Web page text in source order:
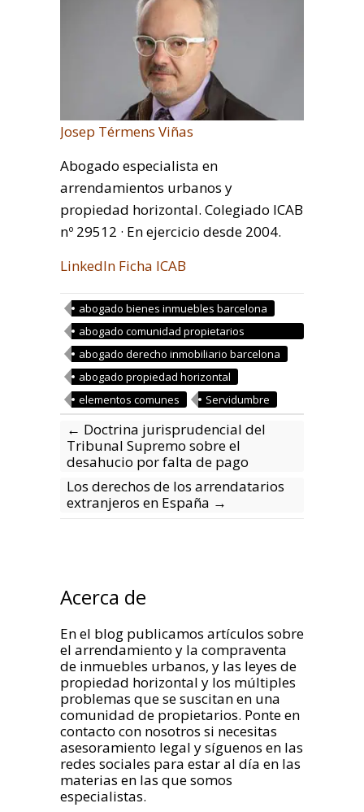
Josep Térmens Viñas
Abogado especialista en
arrendamientos urbanos y
propiedad horizontal. Colegiado ICAB
nº 29512 · En ejercicio desde 2004.
LinkedIn Ficha ICAB
abogado bienes inmuebles barcelona
abogado comunidad propietarios
barcelona
abogado derecho inmobiliario barcelona
abogado propiedad horizontal
elementos comunes
Servidumbre
← Doctrina jurisprudencial del
Tribunal Supremo sobre el
desahucio por falta de pago
Los derechos de los arrendatarios
extranjeros en España →
Acerca de
En el blog publicamos artículos sobre
el arrendamiento y la compraventa
de inmuebles urbanos, y las leyes de
propiedad horizontal y los múltiples
problemas que se suscitan en una
comunidad de propietarios. Ponte en
contacto con nosotros si necesitas
asesoramiento legal y síguenos en las
redes sociales para estar al día en las
materias en las que somos
especialistas.